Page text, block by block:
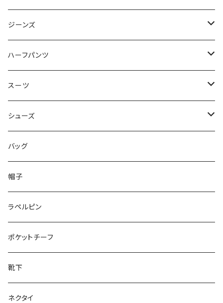
50/XL～
48/L
50/XL～
46/M
48/L
50/XL～
～44/S
46/M
48/L
50/XL～
ジーンズ
～44/S
46/M
48/L
50/XL～
ハーフパンツ
～44/S
46/M
48/L
50/XL～
スーツ
～44/S
46/M
48/L
50/XL～
シューズ
～25.5cm
26cm～
27cm～
28cm～
バッグ
帽子
ラペルピン
ポケットチーフ
靴下
ネクタイ